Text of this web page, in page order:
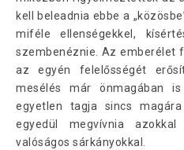
kell beleadnia ebbe a
miféle ellenségekkel,
szembenéznie. Az emberélet
az egyén felelősségét
mesélés már önmagában
egyetlen tagja sincs
egyedül megvívnia
valóságos sárkányokkal.